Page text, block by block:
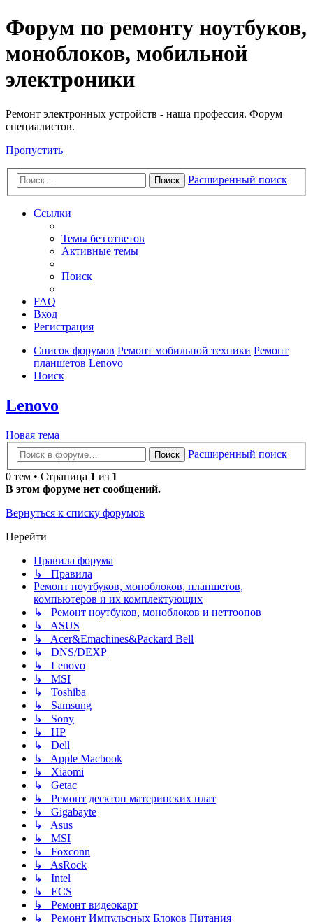
Регистрация
Форум по ремонту ноутбуков,
моноблоков, мобильной
электроники
Ремонт электронных устройств - наша профессия. Форум
специалистов.
Пропустить
Поиск Расширенный поиск
Ссылки
Темы без ответов
Активные темы
Поиск
FAQ
Вход
Регистрация
Список форумов Ремонт мобильной техники Ремонт
планшетов Lenovo
Поиск
Lenovo
Новая
тема
Новая тема
Поиск
Расширенный поиск
0 тем • Страница 1 из 1
В этом форуме нет сообщений.
Вернуться к списку форумов
Перейти
Правила форума
↳ Правила
Ремонт ноутбуков, моноблоков, планшетов,
компьютеров и их комплектующих
↳ Ремонт ноутбуков, моноблоков и неттоопов
↳ ASUS
↳ Acer&Emachines&Packard Bell
↳ DNS/DEXP
↳ Lenovo
↳ MSI
↳ Toshiba
↳ Samsung
↳ Sony
↳ HP
↳ Dell
↳ Apple Macbook
↳ Xiaomi
↳ Getac
↳ Ремонт десктоп материнских плат
↳ Gigabayte
↳ Asus
↳ MSI
↳ Foxconn
↳ AsRock
↳ Intel
↳ ECS
↳ Ремонт видеокарт
↳ Ремонт Импульсных Блоков Питания